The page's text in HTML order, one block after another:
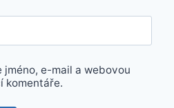
e-mail a webovou
komentáře.